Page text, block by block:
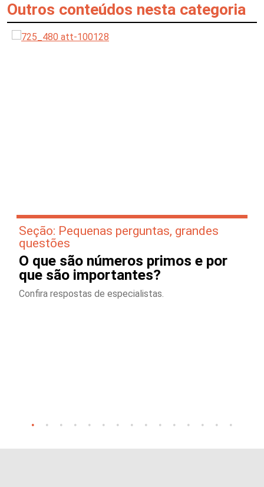
Outros conteúdos nesta categoria
Seção: Pequenas perguntas, grandes
questões
O que são números primos e por
que são importantes?
Confira respostas de especialistas.